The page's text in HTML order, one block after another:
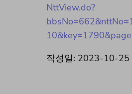
NttView.do?
작성일: 2023-10-25